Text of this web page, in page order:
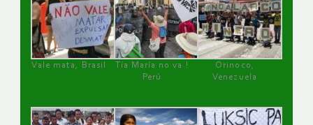
Vale mata, Brasil
Tía María no va !
Perú
Orinoco,
Venezuela